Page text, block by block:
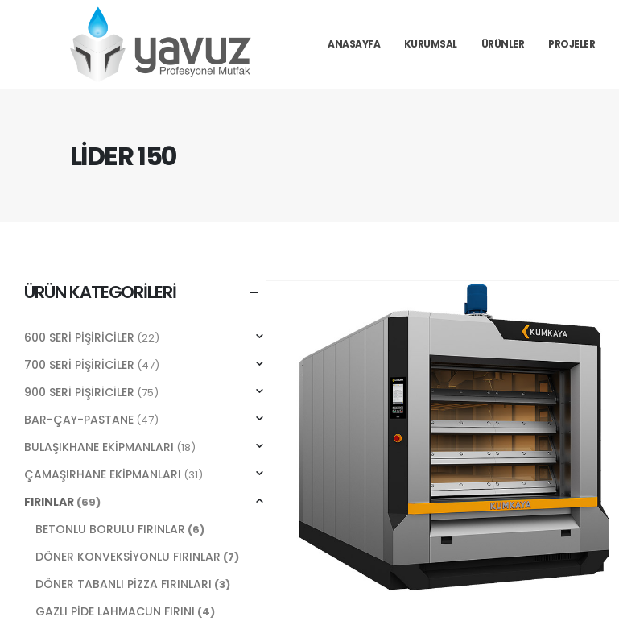
ANASAYFA KURUMSAL ÜRÜNLER PROJELER
LİDER 150
ÜRÜN KATEGORILERI
600 SERİ PİŞİRİCİLER (22)
700 SERİ PİŞİRİCİLER (47)
900 SERİ PİŞİRİCİLER (75)
BAR-ÇAY-PASTANE (47)
BULAŞIKHANE EKİPMANLARI (18)
ÇAMAŞIRHANE EKİPMANLARI (31)
FIRINLAR (69)
BETONLU BORULU FIRINLAR (6)
DÖNER KONVEKSİYONLU FIRINLAR (7)
DÖNER TABANLI PİZZA FIRINLARI (3)
GAZLI PİDE LAHMACUN FIRINI (4)